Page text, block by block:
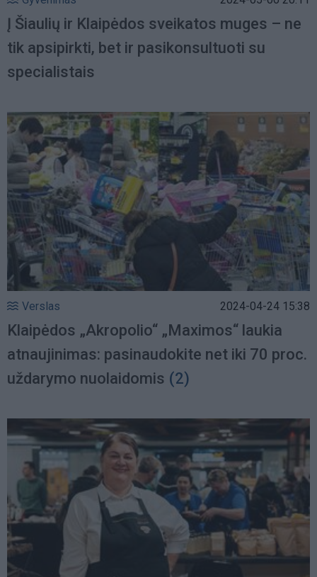
Į Šiaulių ir Klaipėdos sveikatos muges – ne
tik apsipirkti, bet ir pasikonsultuoti su
specialistais
Verslas 2024-04-24 15:38
Klaipėdos „Akropolio“ „Maximos“ laukia
atnaujinimas: pasinaudokite net iki 70 proc.
uždarymo nuolaidomis (2)